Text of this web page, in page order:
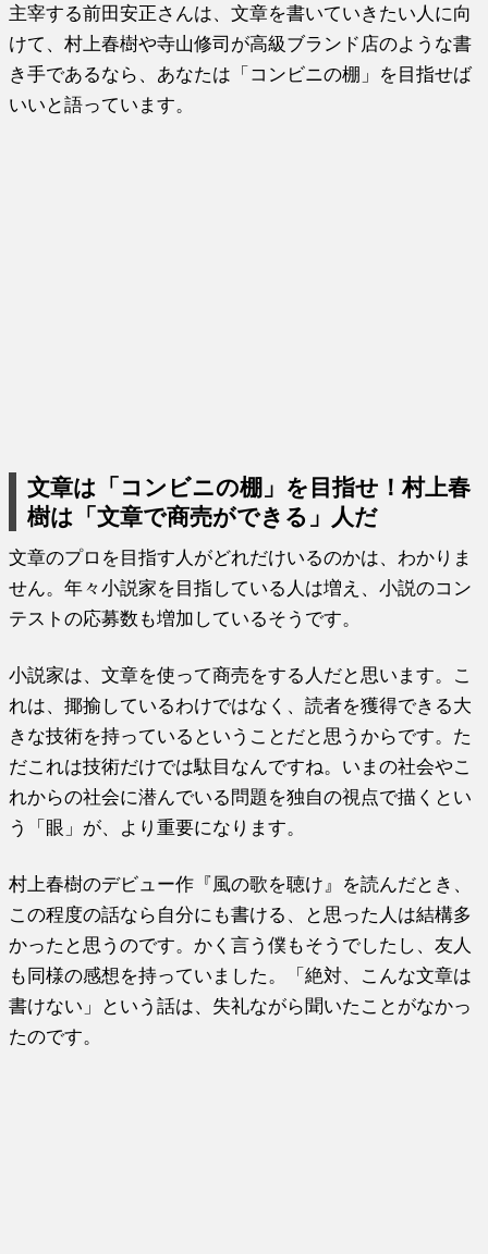
主宰する前田安正さんは、文章を書いていきたい人に向
けて、村上春樹や寺山修司が高級ブランド店のような書
き手であるなら、あなたは「コンビニの棚」を目指せば
いいと語っています。
文章は「コンビニの棚」を目指せ！村上春
樹は「文章で商売ができる」人だ
文章のプロを目指す人がどれだけいるのかは、わかりま
せん。年々小説家を目指している人は増え、小説のコン
テストの応募数も増加しているそうです。
小説家は、文章を使って商売をする人だと思います。こ
れは、揶揄しているわけではなく、読者を獲得できる大
きな技術を持っているということだと思うからです。た
だこれは技術だけでは駄目なんですね。いまの社会やこ
れからの社会に潜んでいる問題を独自の視点で描くとい
う「眼」が、より重要になります。
村上春樹のデビュー作『風の歌を聴け』を読んだとき、
この程度の話なら自分にも書ける、と思った人は結構多
かったと思うのです。かく言う僕もそうでしたし、友人
も同様の感想を持っていました。「絶対、こんな文章は
書けない」という話は、失礼ながら聞いたことがなかっ
たのです。